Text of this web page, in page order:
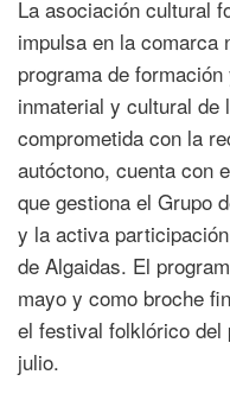
La asociación cultural
impulsa en la comarca
programa de
inmaterial y cultural
comprometida con la
autóctono, cuenta con
que gestiona el Grupo
y la activa
de Algaidas. El
mayo y como broche
el festival folklórico del
julio.